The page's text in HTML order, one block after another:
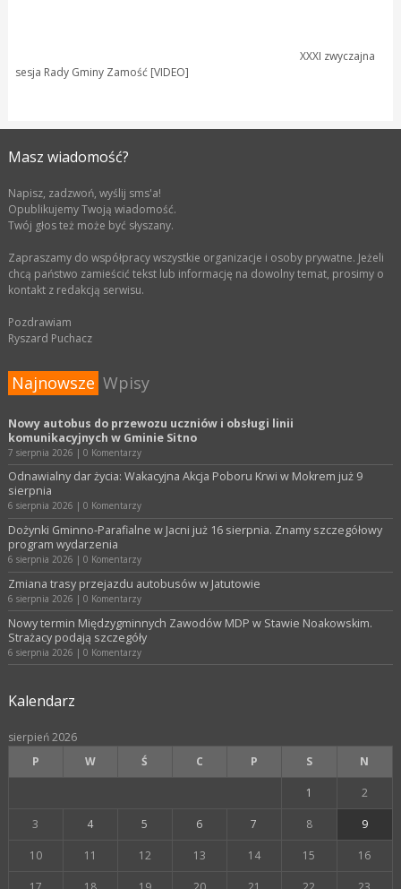
XXXI zwyczajna
sesja Rady Gminy Zamość [VIDEO]
Masz wiadomość?
Napisz, zadzwoń, wyślij sms'a!
Opublikujemy Twoją wiadomość.
Twój głos też może być słyszany.
Zapraszamy do współpracy wszystkie organizacje i osoby prywatne. Jeżeli
chcą państwo zamieścić tekst lub informację na dowolny temat, prosimy o
kontakt z redakcją serwisu.
Pozdrawiam
Ryszard Puchacz
Najnowsze Wpisy
Nowy autobus do przewozu uczniów i obsługi linii
komunikacyjnych w Gminie Sitno
7 sierpnia 2026 | 0 Komentarzy
Odnawialny dar życia: Wakacyjna Akcja Poboru Krwi w Mokrem już 9
sierpnia
6 sierpnia 2026 | 0 Komentarzy
Dożynki Gminno-Parafialne w Jacni już 16 sierpnia. Znamy szczegółowy
program wydarzenia
6 sierpnia 2026 | 0 Komentarzy
Zmiana trasy przejazdu autobusów w Jatutowie
6 sierpnia 2026 | 0 Komentarzy
Nowy termin Międzygminnych Zawodów MDP w Stawie Noakowskim.
Strażacy podają szczegóły
6 sierpnia 2026 | 0 Komentarzy
Kalendarz
sierpień 2026
P
W Ś C P S N
1 2
3 4 5 6 7 8 9
10 11 12 13 14 15 16